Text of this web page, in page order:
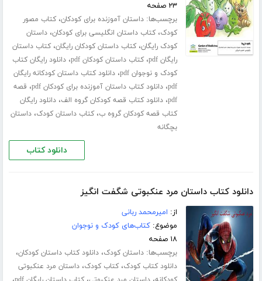
۲۳ صفحه
برچسب‌ها:داستان آموزنده برای کودکان،کتاب مصور
کودک،کتاب داستان انگلیسی برای کودکان،داستان
کودک رایگان،کتاب داستان کودکان رایگان،کتاب داستان
رایگان pdf
،کتاب داستان کودکان pdf ،دانلود رایگان کتاب
کودک و نوجوان pdf
،دانلود کتاب داستان کودکانه رایگان
pdf،دانلود کتاب داستان آموزنده برای کودکان pdf ، قصه
pdf،دانلود کتاب قصه کودکان گروه الف،دانلود رایگان
کتاب قصه کودکان گروه ب،کتاب داستان کودک،داستان
بچگانه
دانلود کتاب
دانلود کتاب داستان مرد عنکبوتی شگفت انگیز
از: امیرمحمد ربانی
موضوع:کتاب‌های کودک و نوجوان
۱۸ صفحه
برچسب‌ها:داستان کودک،دانلود کتاب داستان کودکان،
دانلود کتاب کودک،کتاب کودک،داستان مرد عنکبوتی